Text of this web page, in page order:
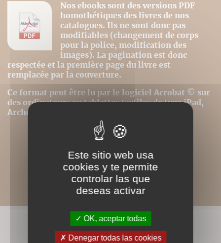
Nos ebooks sont des versions PDF
homothétiques des livres de nos
catalogues. Ils ne sont donc pas
modifiables (changement de corps
pour la police, modification des
images). La pagination est donc
respectée et la première page du livre est
remplacée par la couverture.
Ce format peut être lu par le logiciel Acrobat © sur
des ordinateurs ou tablettes tactiles de type iPad,
Archos, Asus ou autres.
LIVRES ASSOCIÉS
Este sitio web usa
cookies y te permite
controlar las que
deseas activar
OK, aceptar todas
Denegar todas las cookies